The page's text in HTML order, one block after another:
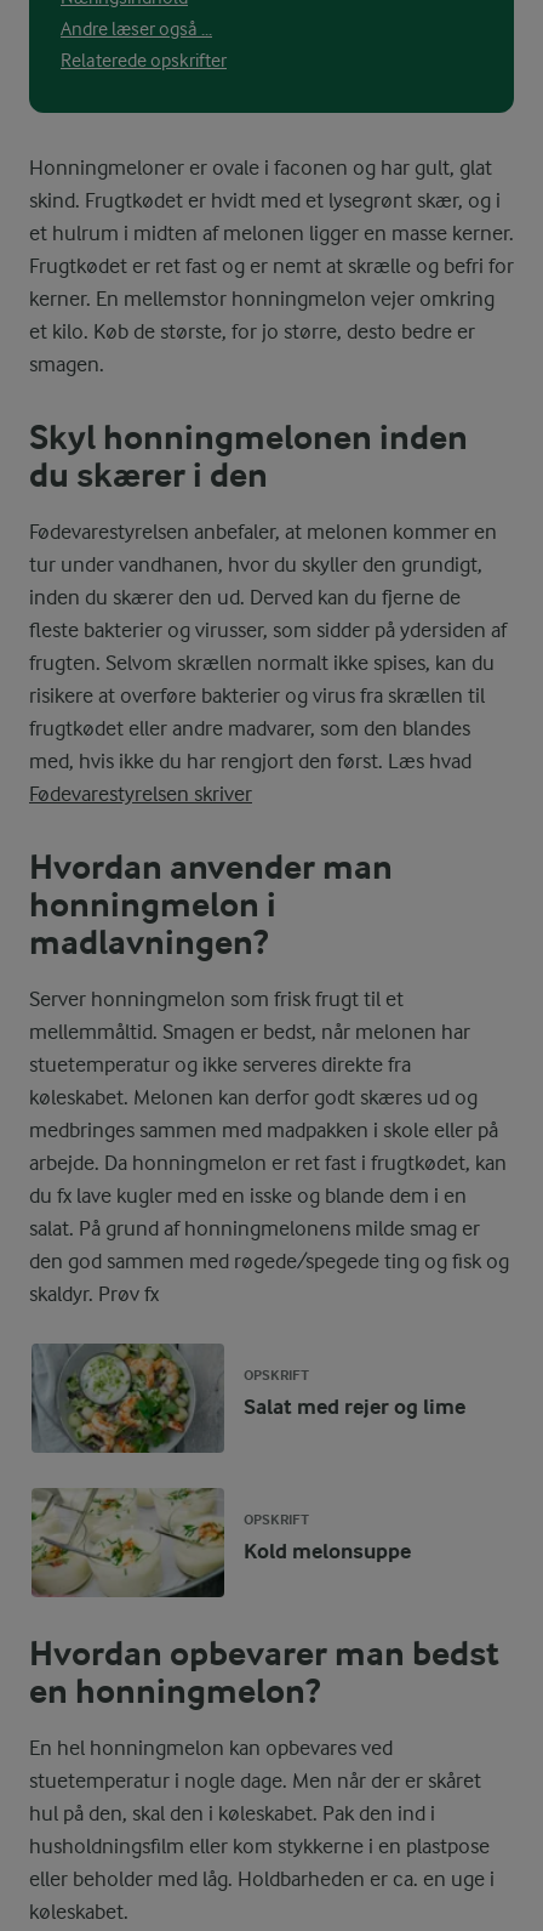
Andre læser også ...
Relaterede opskrifter
Honningmeloner er ovale i faconen og har gult, glat
skind. Frugtkødet er hvidt med et lysegrønt skær, og i
et hulrum i midten af melonen ligger en masse kerner.
Frugtkødet er ret fast og er nemt at skrælle og befri for
kerner. En mellemstor honningmelon vejer omkring
et kilo. Køb de største, for jo større, desto bedre er
smagen.
Skyl honningmelonen inden
du skærer i den
Fødevarestyrelsen anbefaler, at melonen kommer en
tur under vandhanen, hvor du skyller den grundigt,
inden du skærer den ud. Derved kan du fjerne de
fleste bakterier og virusser, som sidder på ydersiden af
frugten. Selvom skrællen normalt ikke spises, kan du
risikere at overføre bakterier og virus fra skrællen til
frugtkødet eller andre madvarer, som den blandes
med, hvis ikke du har rengjort den først. Læs hvad
Fødevarestyrelsen skriver
Hvordan anvender man
honningmelon i
madlavningen?
Server honningmelon som frisk frugt til et
mellemmåltid. Smagen er bedst, når melonen har
stuetemperatur og ikke serveres direkte fra
køleskabet. Melonen kan derfor godt skæres ud og
medbringes sammen med madpakken i skole eller på
arbejde. Da honningmelon er ret fast i frugtkødet, kan
du fx lave kugler med en isske og blande dem i en
salat. På grund af honningmelonens milde smag er
den god sammen med røgede/spegede ting og fisk og
skaldyr. Prøv fx
OPSKRIFT
Salat med rejer og lime
OPSKRIFT
Kold melonsuppe
Hvordan opbevarer man bedst
en honningmelon?
En hel honningmelon kan opbevares ved
stuetemperatur i nogle dage. Men når der er skåret
hul på den, skal den i køleskabet. Pak den ind i
husholdningsfilm eller kom stykkerne i en plastpose
eller beholder med låg. Holdbarheden er ca. en uge i
køleskabet.